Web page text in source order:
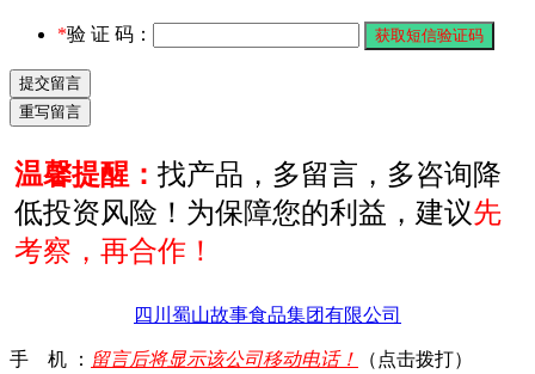
*验 证 码：
温馨提醒：找产品，多留言，多咨询降
低投资风险！为保障您的利益，建议先
考察，再合作！
四川蜀山故事食品集团有限公司
手 机 ： 留言后将显示该公司移动电话！ （点击拨打）